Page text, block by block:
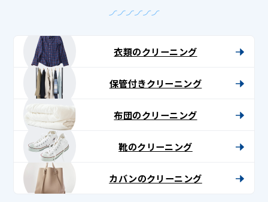
衣類のクリーニング
保管付きクリーニング
布団のクリーニング
靴のクリーニング
カバンのクリーニング